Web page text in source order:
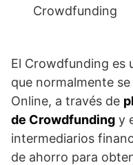
Crowdfunding
El Crowdfunding es
que normalmente
Online, a través de
de Crowdfunding y
intermediarios
de ahorro para